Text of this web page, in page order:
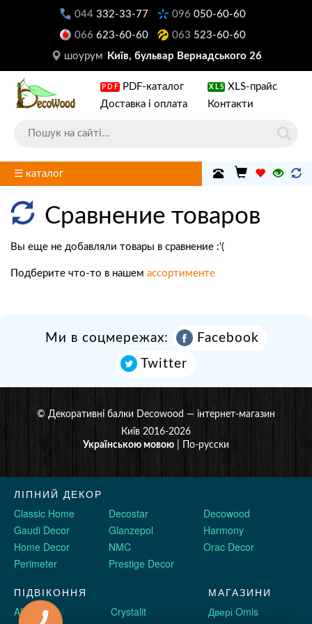
044 332-33-77 096 050-60-60
066 623-60-60 063 523-60-60
шоурум
Київ, бульвар Вернадського 26
PDF PDF-каталог XLS XLS-прайс
Доставка і оплата
Контакти
☰ каталог
Сравнение товаров
Вы еще не добавляли товары в сравнение :'(
Подберите что-то в нашем ассортименте
Ми в соцмережах:
Facebook
Twitter
© Декоративні балки Decowood — інтернет-магазин
Київ 2016-2026
Українською мовою
По-русски
ЛІПНИЙ ДЕКОР
Classic Home
Decostar
Decowood
Gaudi Decor
Glanzepol
Harmony
Home Decor
NMC
Orac Decor
Perimeter
Prestige Decor
ПІДВІКОННЯ
Alber
Crystalit
МАГАЗИНИ
Двері Omis